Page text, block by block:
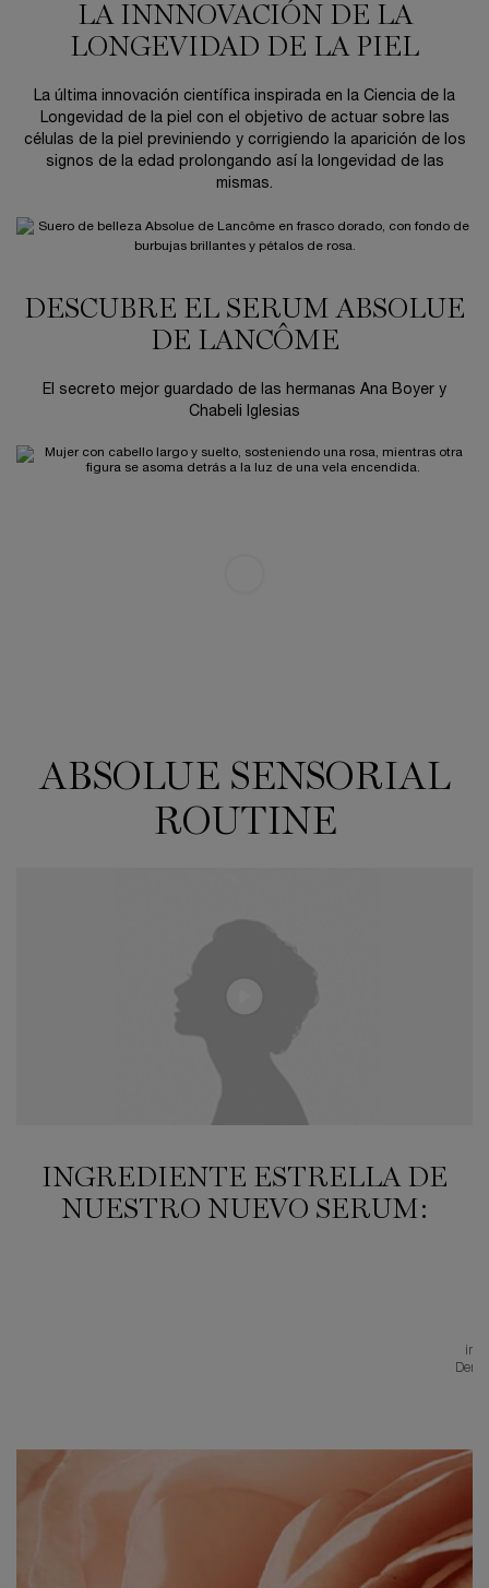
LA INNNOVACIÓN DE LA
LONGEVIDAD DE LA PIEL
La última innovación científica inspirada en la Ciencia de la
Longevidad de la piel con el objetivo de actuar sobre las
células de la piel previniendo y corrigiendo la aparición de los
signos de la edad prolongando así la longevidad de las
mismas.
DESCUBRE EL SERUM ABSOLUE
DE LANCÔME
El secreto mejor guardado de las hermanas Ana Boyer y
Chabeli Iglesias
ABSOLUE SENSORIAL ROUTINE
ABSOLUE SENSORIAL
ROUTINE
INGREDIENTE ESTRELLA DE
NUESTRO NUEVO SERUM: